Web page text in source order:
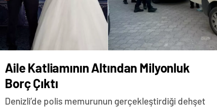
Aile Katliamının Altından Milyonluk
Borç Çıktı
Denizli’de polis memurunun gerçekleştirdiği dehşet